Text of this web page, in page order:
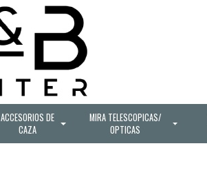
ACCESORIOS DE
CAZA
MIRA TELESCOPICAS/
OPTICAS